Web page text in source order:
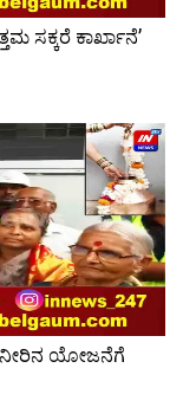
ಸಕ್ಕರೆ ಕಾರ್ಖಾನೆ’
ನೀರಿನ ಯೋಜನೆಗೆ